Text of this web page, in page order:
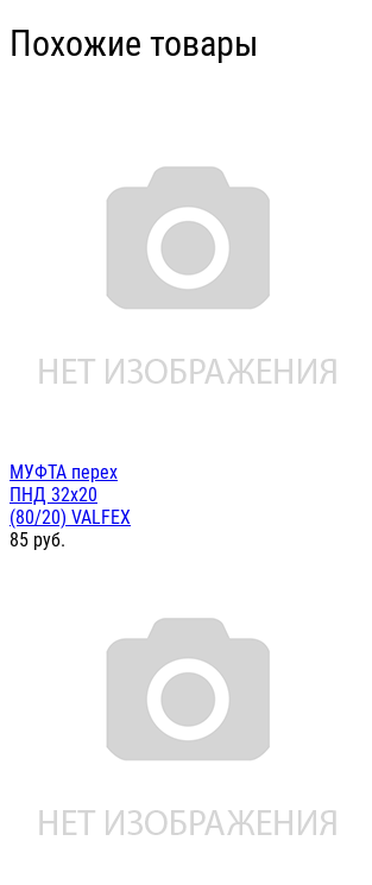
Похожие товары
МУФТА перех
ПНД 32х20
(80/20) VALFEX
85 руб.